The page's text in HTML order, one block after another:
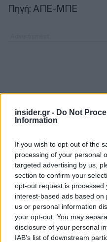
insider.gr - Do Not
Information
If you wish to opt-out of the
processing of your personal
targeted advertising by us,
section to confirm your
opt-out request is processed
interest-based ads based
us or personal information
your opt-out. You may
disclosure of your personal
IAB’s list of downstream
Πηγή: ΑΠΕ-ΜΠΕ